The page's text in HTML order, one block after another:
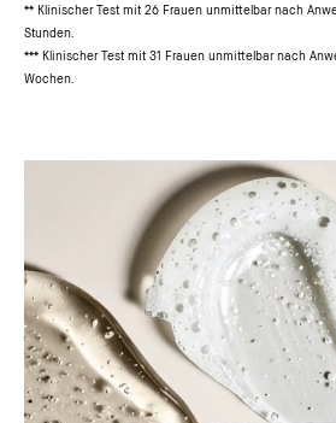
** Klinischer Test mit 26 Frauen unmittelbar nach
Stunden.
*** Klinischer Test mit 31 Frauen unmittelbar nach
Wochen.